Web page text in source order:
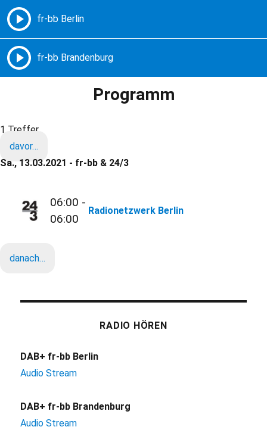
Freie Radios – Berlin Brandenburg
Programm
1 Treffer
davor…
Sa., 13.03.2021 - fr-bb & 24/3
06:00 -
06:00
Radionetzwerk Berlin
danach…
RADIO HÖREN
DAB+ fr-bb Berlin
Audio Stream
DAB+ fr-bb Brandenburg
Audio Stream